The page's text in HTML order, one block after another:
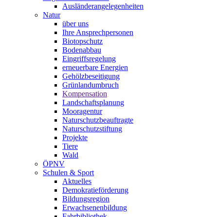
Ausländerangelegenheiten
Natur
über uns
Ihre Ansprechpersonen
Biotopschutz
Bodenabbau
Eingriffsregelung
erneuerbare Energien
Gehölzbeseitigung
Grünlandumbruch
Kompensation
Landschaftsplanung
Mooragentur
Naturschutzbeauftragte
Naturschutzstiftung
Projekte
Tiere
Wald
ÖPNV
Schulen & Sport
Aktuelles
Demokratieförderung
Bildungsregion
Erwachsenenbildung